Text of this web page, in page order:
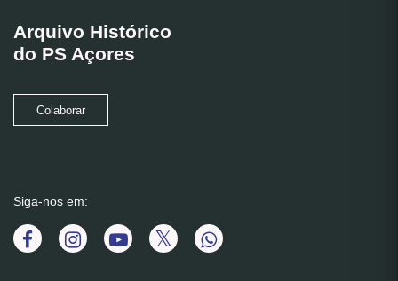
Arquivo Histórico
do PS Açores
Colaborar
Siga-nos em: